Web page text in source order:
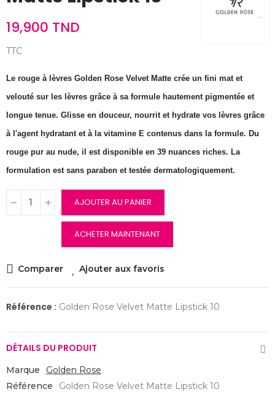
19,900 TND
TTC
Le rouge à lèvres Golden Rose Velvet Matte crée un fini mat et
velouté sur les lèvres grâce à sa formule hautement pigmentée et
longue tenue. Glisse en douceur, nourrit et hydrate vos lèvres grâce
à l'agent hydratant et à la vitamine E contenus dans la formule. Du
rouge pur au nude, il est disponible en 39 nuances riches. La
formulation est sans paraben et testée dermatologiquement.
AJOUTER AU PANIER
ACHETER MAINTENANT
Comparer Ajouter aux favoris
Référence : Golden Rose Velvet Matte Lipstick 10
DÉTAILS DU PRODUIT
Marque
Golden Rose
Référence
Golden Rose Velvet Matte Lipstick 10